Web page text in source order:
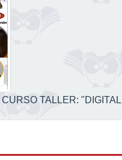
TALLER: